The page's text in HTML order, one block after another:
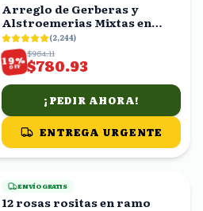
Arreglo de Gerberas y
Alstroemerias Mixtas en
Florero con Moño Verde
(2,244)
19%
OFF
$964.11
$780.93
¡PEDIR AHORA!
ENTREGA URGENTE
ENVÍO GRATIS
12 rosas rositas en ramo